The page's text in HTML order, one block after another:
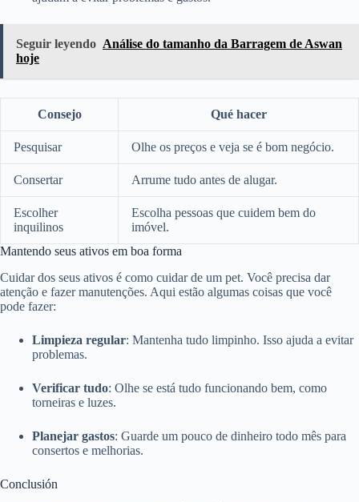
Seguir leyendo Análise do tamanho da Barragem de Aswan
hoje
Consejo Qué hacer
Pesquisar Olhe os preços e veja se é bom negócio.
Consertar Arrume tudo antes de alugar.
Escolher
inquilinos
Escolha pessoas que cuidem bem do
imóvel.
Mantendo seus ativos em boa forma
Cuidar dos seus ativos é como cuidar de um pet. Você precisa dar
atenção e fazer manutenções. Aqui estão algumas coisas que você
pode fazer:
Limpieza regular: Mantenha tudo limpinho. Isso ajuda a evitar
problemas.
Verificar tudo: Olhe se está tudo funcionando bem, como
torneiras e luzes.
Planejar gastos: Guarde um pouco de dinheiro todo mês para
consertos e melhorias.
Conclusión